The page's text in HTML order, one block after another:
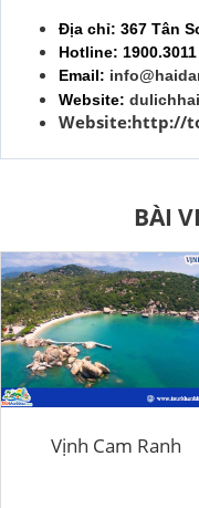
Địa chỉ: 367 Tân
Hotline:
Email:
Website:
Website:http://
BÀI
Vịnh Cam Ranh